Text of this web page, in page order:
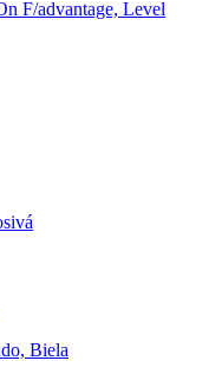
F/advantage, Level
Biela